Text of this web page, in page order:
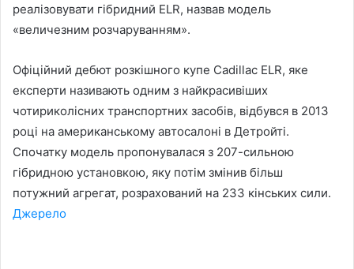
реалізовувати гібридний ELR, назвав модель
«величезним розчаруванням».
Офіційний дебют розкішного купе Cadillac ELR, яке
експерти називають одним з найкрасивіших
чотириколісних транспортних засобів, відбувся в 2013
році на американському автосалоні в Детройті.
Спочатку модель пропонувалася з 207-сильною
гібридною установкою, яку потім змінив більш
потужний агрегат, розрахований на 233 кінських сили.
Джерело